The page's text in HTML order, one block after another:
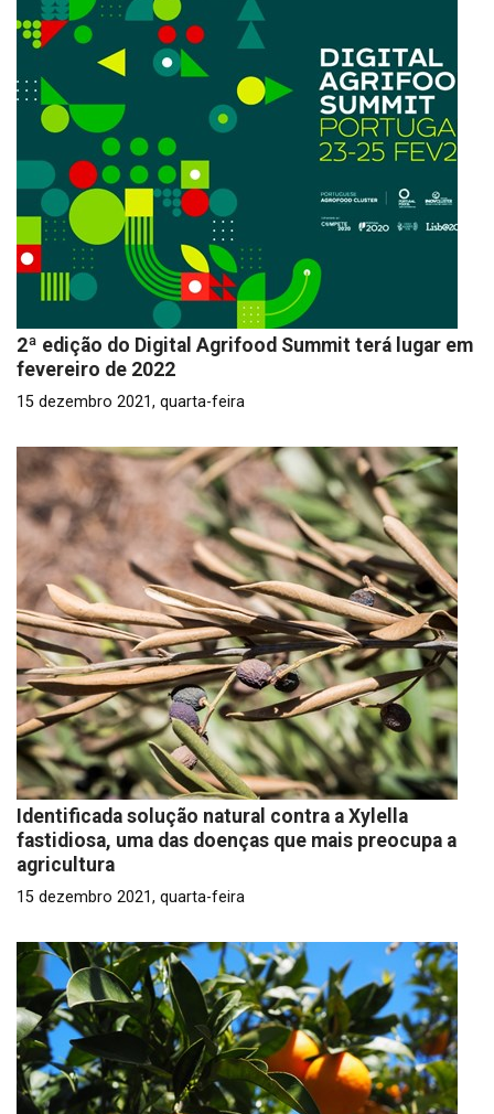
2ª edição do Digital Agrifood Summit terá lugar em
fevereiro de 2022
15 dezembro 2021, quarta-feira
Identificada solução natural contra a Xylella
fastidiosa, uma das doenças que mais preocupa a
agricultura
15 dezembro 2021, quarta-feira